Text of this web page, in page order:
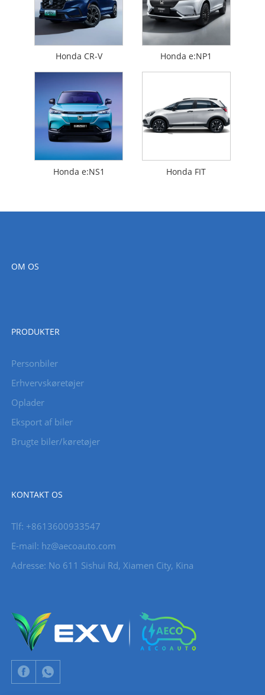
Honda CR-V Honda e:NP1
Honda e:NS1 Honda FIT
OM OS
PRODUKTER
Personbiler
Erhvervskøretøjer
Oplader
Eksport af biler
Brugte biler/køretøjer
KONTAKT OS
Tlf: +8613600933547
E-mail: hz@aecoauto.com
Adresse: No 611 Sishui Rd, Xiamen City, Kina